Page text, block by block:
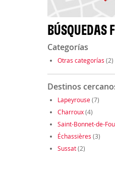
BÚSQUEDAS
Categorías
Otras categorías (2)
Destinos
Lapeyrouse(7)
Charroux(4)
Saint-Bonnet-de-
Échassières (3)
Sussat(2)